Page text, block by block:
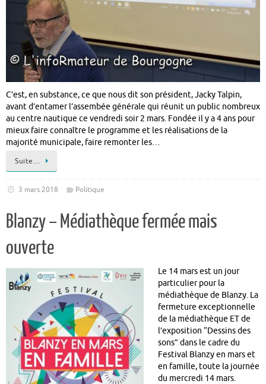
C’est, en substance, ce que nous dit son président, Jacky Talpin,
avant d’entamer l’assembée générale qui réunit un public nombreux
au centre nautique ce vendredi soir 2 mars. Fondée il y a 4 ans pour
mieux faire connaître le programme et les réalisations de la
majorité municipale, faire remonter les…
Suite…
3 mars 2018 Politique
Blanzy – Médiathèque fermée mais
ouverte
Le 14 mars est un jour
particulier pour la
médiathèque de Blanzy. La
fermeture exceptionnelle
de la médiathèque ET de
l’exposition “Dessins des
sons” dans le cadre du
Festival Blanzy en mars et
en famille, toute la journée
du mercredi 14 mars.